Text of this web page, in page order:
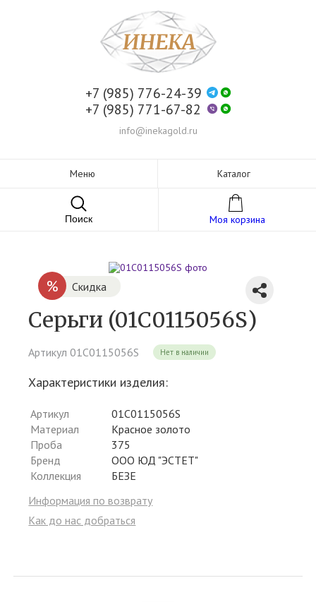
+7 (985) 776-24-39
+7 (985) 771-67-82
info@inekagold.ru
Меню Каталог
Поиск Моя корзина
% Скидка
Серьги (01С0115056S)
Артикул 01С0115056S Нет в наличии
Характеристики изделия:
Артикул
01С0115056S
Материал
Красное золото
Проба
375
Бренд
ООО ЮД "ЭСТЕТ"
Коллекция
БЕЗЕ
Информация по возврату
Как до нас добраться